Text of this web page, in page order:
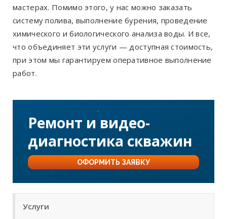
Услуги
мастерах. Помимо этого, у нас можно заказать
систему полива, выполнение бурения, проведение
химического и биологического анализа воды. И все,
что объединяет эти услуги — доступная стоимость,
при этом мы гарантируем оперативное выполнение
работ.
Ремонт и видео-
диагностика скважин
ОФОРМИТЬ ЗАЯВКУ